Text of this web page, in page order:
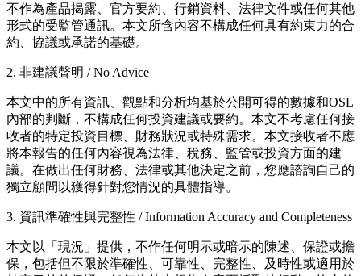
不作為產品揭露、官方要約、行銷資料、法律文件或任何其他
形式的受監管通訊。本文所含內容不構成任何具有約束力的合
約、協議或承諾的基礎。
2. 非建議聲明 / No Advice
本文中的所有資訊、觀點和分析均基於公開可得的數據和OSL
內部的判斷，不構成任何投資建議或要約。本文不考慮任何接
收者的特定投資目標、財務狀況或特殊需求。本文接收者不應
將本報告的任何內容視為法律、稅務、監管或投資方面的建
議。在做出任何財務、法律或其他決定之前，您應諮詢自己的
獨立顧問以獲得針對您情況的具體指導。
3. 資訊準確性與完整性 / Information Accuracy and Completeness
本文以「現況」提供，不作任何明示或暗示的陳述、保證或擔
保，包括但不限於準確性、可靠性、完整性、及時性或適用於